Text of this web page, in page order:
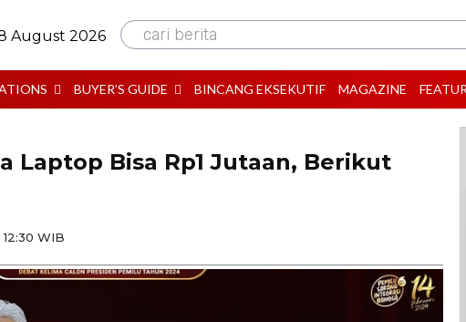
August 2026 cari berita
BUYER’S GUIDE BINCANG EKSEKUTIF MAGAZINE
Laptop Bisa Rp1 Jutaan, Berikut
WIB